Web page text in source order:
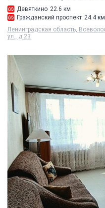
Девяткино 22.6 км
Гражданский проспект 24.4 км
Ленинградская область,
ул., д 23